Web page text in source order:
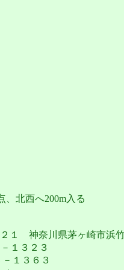
、北西へ200m入る
神奈川県茅ヶ崎市浜竹
１３２３
１３６３